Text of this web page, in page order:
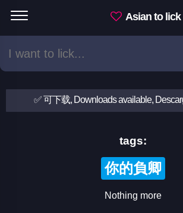
Asian to lick
✅ 可下载, Downloads available,
tags:
你的負卿
Nothing more